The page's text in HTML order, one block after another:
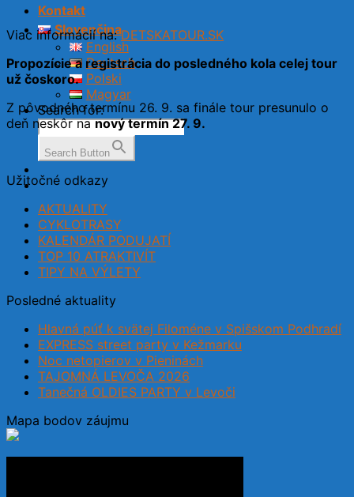
Kontakt
Slovenčina
English
Deutsch
Polski
Magyar
Search for:
Search Button
Viac informácií na:DETSKATOUR.SK
Propozície a registrácia do posledného kola celej tour
už čoskoro.
Z pôvodného termínu 26. 9. sa finále tour presunulo o
deň neskôr nanový termín 27. 9.
Užitočné odkazy
AKTUALITY
CYKLOTRASY
KALENDÁR PODUJATÍ
TOP 10 ATRAKTIVÍT
TIPY NA VÝLETY
Posledné aktuality
Hlavná púť k svätej Filoméne v Spišskom Podhradí
EXPRESS street party v Kežmarku
Noc netopierov v Pieninách
TAJOMNÁ LEVOČA 2026
Tanečná OLDIES PARTY v Levoči
Mapa bodov záujmu